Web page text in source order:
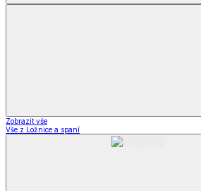
Zobrazit vše
Vše z Ložnice a spaní